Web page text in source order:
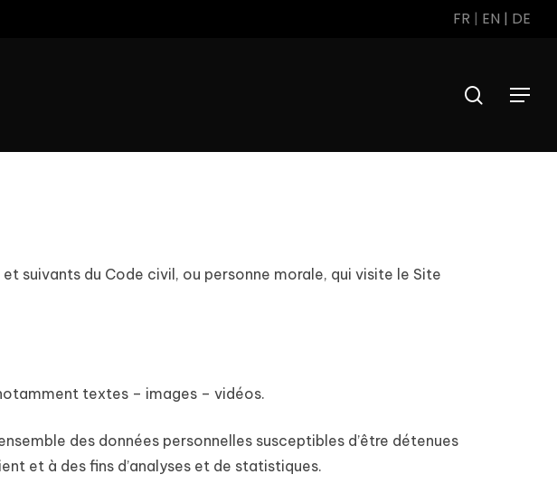
FR | EN | DE
search
Menu
suivants du Code civil, ou personne morale, qui visite le Site
textes – images – vidéos.
des données personnelles susceptibles d’être détenues
et à des fins d’analyses et de statistiques.